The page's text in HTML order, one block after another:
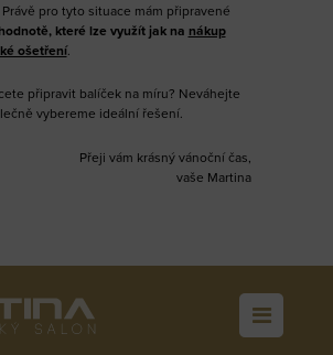
pro tyto situace mám připravené
které lze využít jak na nákup
ošetření.
připravit balíček na míru? Neváhejte
vybereme ideální řešení.
Přeji vám krásný vánoční čas,
vaše Martina